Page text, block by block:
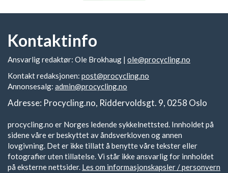
Kontaktinfo
Ansvarlig redaktør: Ole Brokhaug | ole@procycling.no
Kontakt redaksjonen: post@procycling.no
Annonsesalg: admin@procycling.no
Adresse: Procycling.no, Riddervoldsgt. 9, 0258 Oslo
procycling.no er Norges ledende sykkelnettsted. Innholdet på
sidene våre er beskyttet av åndsverkloven og annen
lovgivning. Det er ikke tillatt å benytte våre tekster eller
fotografier uten tillatelse. Vi står ikke ansvarlig for innholdet
på eksterne nettsider. Les om informasjonskapsler / personvern